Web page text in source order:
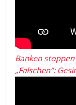
Banken
„Falschen“: